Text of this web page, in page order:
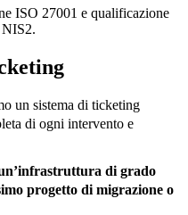
ISO 27001 e qualificazione
un sistema di ticketing
di ogni intervento e
di grado
progetto di migrazione o